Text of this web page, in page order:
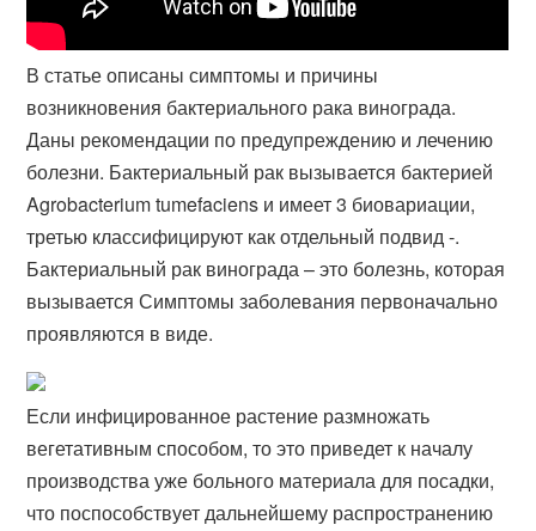
В статье описаны симптомы и причины
возникновения бактериального рака винограда.
Даны рекомендации по предупреждению и лечению
болезни. Бактериальный рак вызывается бактерией
Agrobacterium tumefaciens и имеет 3 биовариации,
третью классифицируют как отдельный подвид -.
Бактериальный рак винограда – это болезнь, которая
вызывается Симптомы заболевания первоначально
проявляются в виде.
Если инфицированное растение размножать
вегетативным способом, то это приведет к началу
производства уже больного материала для посадки,
что поспособствует дальнейшему распространению